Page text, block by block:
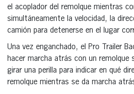
el acoplador del remolque mientras
simultáneamente la velocidad, la
camión para detenerse en el lugar
Una vez enganchado, el Pro Trailer
hacer marcha atrás con un remolque
girar una perilla para indicar en qué
remolque mientras se da marcha